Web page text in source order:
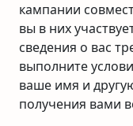
кампании
вы в них
сведения о вас
выполните
ваше имя и
получения вами